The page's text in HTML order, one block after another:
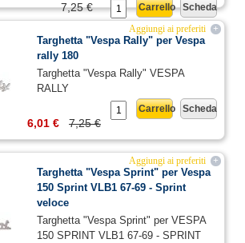
Scheda
Carrello
7,25 €
+
Aggiungi ai preferiti
Targhetta "Vespa Rally" per Vespa
rally 180
Targhetta "Vespa Rally" VESPA
RALLY
Scheda
Carrello
7,25 €
6,01 €
+
Aggiungi ai preferiti
Targhetta "Vespa Sprint" per Vespa
150 Sprint VLB1 67-69 - Sprint
veloce
Targhetta "Vespa Sprint" per VESPA
150 SPRINT VLB1 67-69 - SPRINT